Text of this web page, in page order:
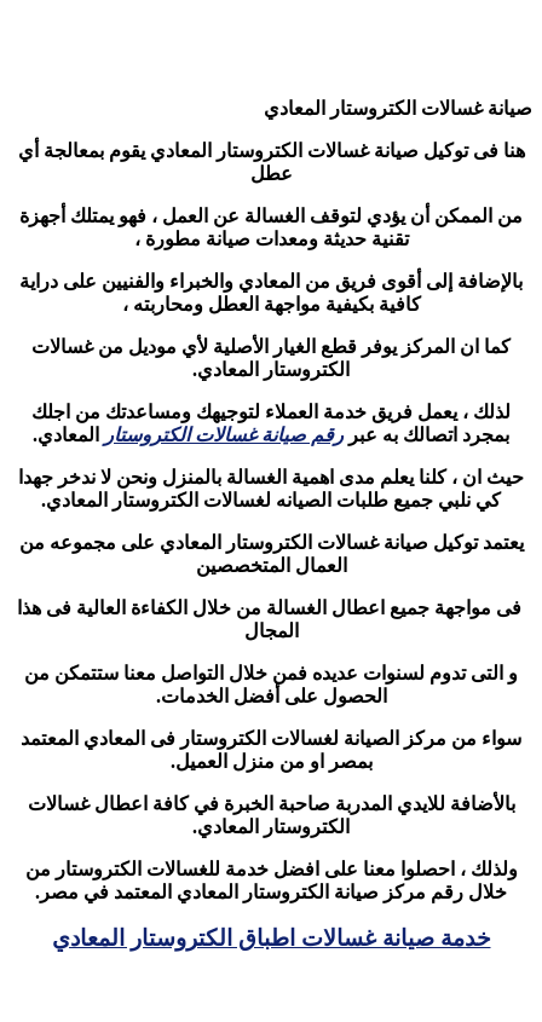
صيانة غسالات الكتروستار المعادي
هنا فى توكيل صيانة غسالات الكتروستار المعادي يقوم بمعالجة أي
عطل
من الممكن أن يؤدي لتوقف الغسالة عن العمل ، فهو يمتلك أجهزة
تقنية حديثة ومعدات صيانة مطورة ،
بالإضافة إلى أقوى فريق من المعادي والخبراء والفنيين على دراية
كافية بكيفية مواجهة العطل ومحاربته ،
كما ان المركز يوفر قطع الغيار الأصلية لأي موديل من غسالات
الكتروستار المعادي.
لذلك ، يعمل فريق خدمة العملاء لتوجيهك ومساعدتك من اجلك
بمجرد اتصالك به عبررقم صيانة غسالات الكتروستار المعادي.
حيث ان ، كلنا يعلم مدى اهمية الغسالة بالمنزل ونحن لا ندخر جهدا
كي نلبي جميع طلبات الصيانه لغسالات الكتروستار المعادي.
يعتمد توكيل صيانة غسالات الكتروستار المعادي على مجموعه من
العمال المتخصصين
فى مواجهة جميع اعطال الغسالة من خلال الكفاءة العالية فى هذا
المجال
و التى تدوم لسنوات عديده فمن خلال التواصل معنا ستتمكن من
الحصول على أفضل الخدمات.
سواء من مركز الصيانة لغسالات الكتروستار فى المعادي المعتمد
بمصر او من منزل العميل.
بالأضافة للايدي المدربة صاحبة الخبرة في كافة اعطال غسالات
الكتروستار المعادي.
ولذلك ، احصلوا معنا على افضل خدمة للغسالات الكتروستار من
خلال رقم مركز صيانة الكتروستار المعادي المعتمد في مصر.
خدمة صيانة غسالات اطباق الكتروستار المعادي